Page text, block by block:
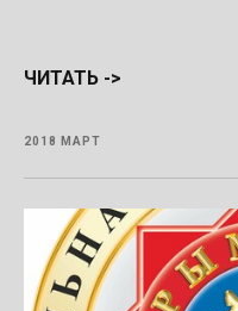
ЧИТАТЬ ->
2018 МАРТ